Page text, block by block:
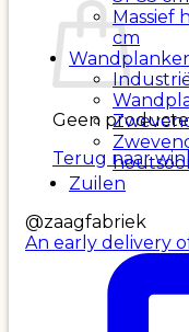
Geen
Terug naar
Massief
cm
Zuilen
@zaagfabriek
An early delivery